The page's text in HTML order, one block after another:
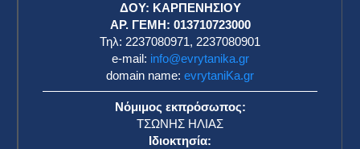
ΔΟΥ: ΚΑΡΠΕΝΗΣΙΟΥ
ΑΡ. ΓΕΜΗ: 013710723000
Τηλ: 2237080971, 2237080901
e-mail: info@evrytanika.gr
domain name: evrytaniKa.gr
Νόμιμος εκπρόσωπος:
ΤΣΩΝΗΣ ΗΛΙΑΣ
Ιδιοκτησία: